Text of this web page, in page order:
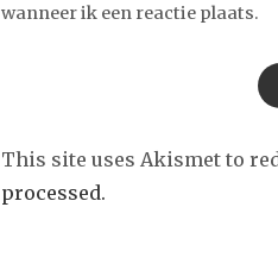
wanneer ik een reactie plaats.
This site uses Akismet to
processed.